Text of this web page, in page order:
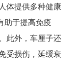
体提供多种健康
助于提高免疫
此外，车厘子还
受损伤，延缓衰